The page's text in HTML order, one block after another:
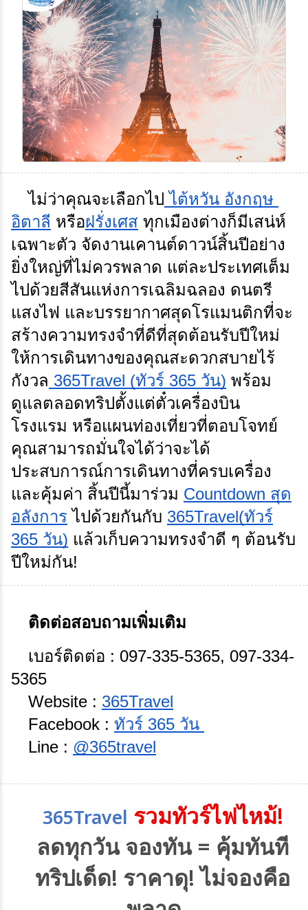
ไม่ว่าคุณจะเลือกไป ไต้หวัน อังกฤษ
อิตาลี หรือฝรั่งเศส ทุกเมืองต่างก็มีเสน่ห์
เฉพาะตัว จัดงานเคานต์ดาวน์สิ้นปีอย่าง
ยิ่งใหญ่ที่ไม่ควรพลาด แต่ละประเทศเต็ม
ไปด้วยสีสันแห่งการเฉลิมฉลอง ดนตรี
แสงไฟ และบรรยากาศสุดโรแมนติกที่จะ
สร้างความทรงจำที่ดีที่สุดต้อนรับปีใหม่
ให้การเดินทางของคุณสะดวกสบายไร้
กังวล 365Travel (ทัวร์ 365 วัน) พร้อม
ดูแลตลอดทริปตั้งแต่ตั๋วเครื่องบิน
โรงแรม หรือแผนท่องเที่ยวที่ตอบโจทย์
คุณสามารถมั่นใจได้ว่าจะได้
ประสบการณ์การเดินทางที่ครบเครื่อง
และคุ้มค่า สิ้นปีนี้มาร่วม Countdown สุด
อลังการ ไปด้วยกันกับ 365Travel(ทัวร์
365 วัน) แล้วเก็บความทรงจำดี ๆ ต้อนรับ
ปีใหม่กัน!
ติดต่อสอบถามเพิ่มเติม
เบอร์ติดต่อ : 097-335-5365, 097-334-
5365
Website : 365Travel
Facebook : ทัวร์ 365 วัน
Line : @365travel
365Travel รวมทัวร์ไฟไหม้!
ลดทุกวัน จองทัน= คุ้มทันที
ทริปเด็ด! ราคาดุ!ไม่จองคือ